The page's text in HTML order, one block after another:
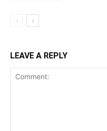
LEAVE A REPLY